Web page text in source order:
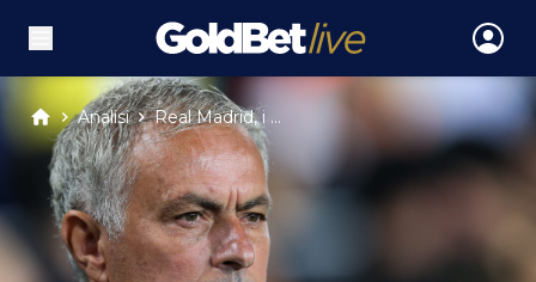
Analisi Real Madrid, i ...